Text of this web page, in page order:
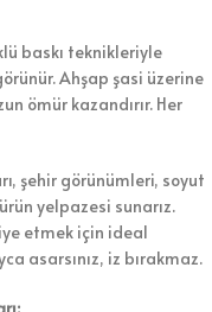
baskı teknikleriyle
Ahşap şasi üzerine
ömür kazandırır. Her
şehir görünümleri, soyut
yelpazesi sunarız.
etmek için ideal
asarsınız, iz bırakmaz.